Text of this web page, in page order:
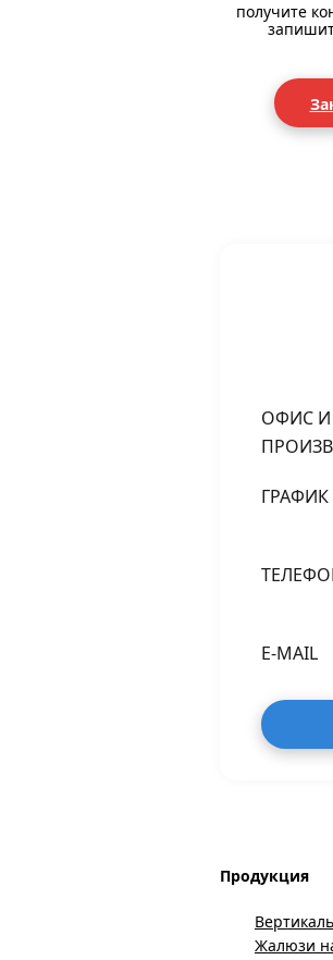
получите
ОФИС И
E-MAIL
Продукция
Жалюзи